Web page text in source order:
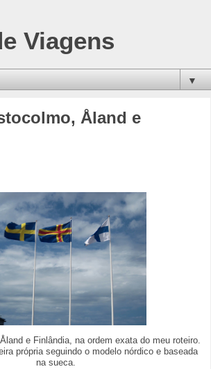
Viagens
▼
Åland e
e Finlândia, na ordem exata do meu roteiro.
própria seguindo o modelo nórdico e baseada
na sueca.